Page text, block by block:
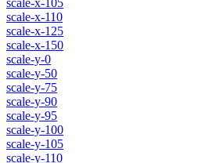
scale-x-110
scale-x-125
scale-x-150
scale-y-0
scale-y-50
scale-y-75
scale-y-90
scale-y-95
scale-y-100
scale-y-105
scale-y-110